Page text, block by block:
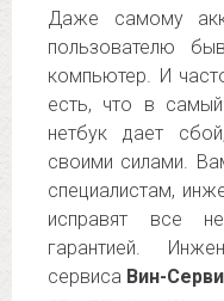
Даже самому
пользователю
компьютер. И
есть, что в
нетбук дает
своими силами.
специалистам,
исправят все
гарантией.
сервиса Вин-